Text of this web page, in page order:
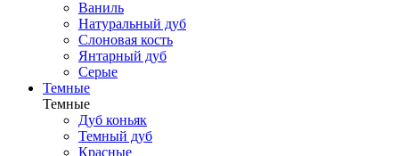
Ваниль
Натуральный дуб
Слоновая кость
Янтарный дуб
Серые
Темные
Темные
Дуб коньяк
Темный дуб
Красные